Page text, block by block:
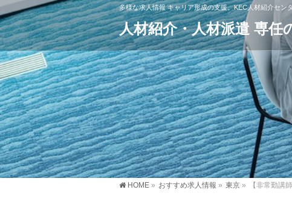
多様な求人情報 キャリア形成の支援。KEC人材紹介セン
人材紹介・人材派遣 専任
HOME » おすすめ求人情報 » 東京 » 【非常